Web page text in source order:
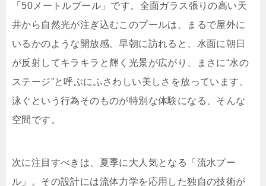
「50メートルプール」です。全面ガラス張りの高い天
井から自然光が注ぎ込むこのプールは、まるで屋外に
いるかのような開放感。早朝に訪れると、水面に朝日
が反射してキラキラと輝く光景が広がり、まさに“水の
ステージ”と呼ぶにふさわしい美しさを放っています。
泳ぐという行為そのものが特別な体験になる、そんな
空間です。
次に注目すべきは、夏季に大人気となる「流水プー
ル」。その設計には流体力学を応用した独自の技術が